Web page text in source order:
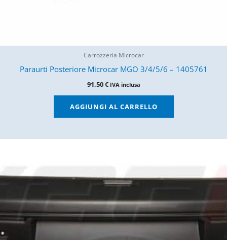
Carrozzeria Microcar
Paraurti Posteriore Microcar MGO 3/4/5/6 – 1405761
91,50€ IVA inclusa
AGGIUNGI AL CARRELLO